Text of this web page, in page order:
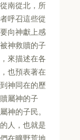
南從北，所
呼召這些從
向神獻上感
神救贖的子
來描述在各
也預表著在
神同在的歷
屬神的子
神的子民。
人，也就是